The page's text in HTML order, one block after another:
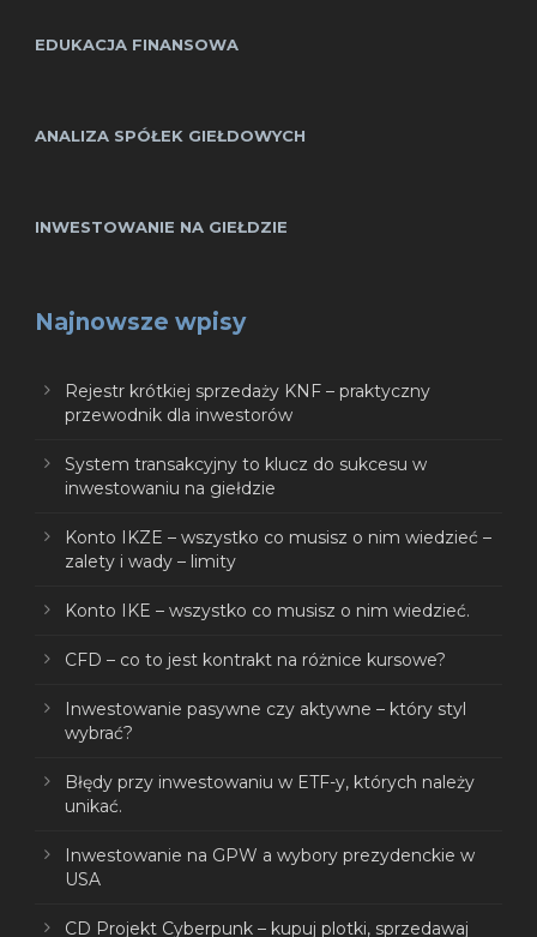
EDUKACJA FINANSOWA
ANALIZA SPÓŁEK GIEŁDOWYCH
INWESTOWANIE NA GIEŁDZIE
Najnowsze wpisy
Rejestr krótkiej sprzedaży KNF – praktyczny
przewodnik dla inwestorów
System transakcyjny to klucz do sukcesu w
inwestowaniu na giełdzie
Konto IKZE – wszystko co musisz o nim wiedzieć –
zalety i wady – limity
Konto IKE – wszystko co musisz o nim wiedzieć.
CFD – co to jest kontrakt na różnice kursowe?
Inwestowanie pasywne czy aktywne – który styl
wybrać?
Błędy przy inwestowaniu w ETF-y, których należy
unikać.
Inwestowanie na GPW a wybory prezydenckie w
USA
CD Projekt Cyberpunk – kupuj plotki, sprzedawaj